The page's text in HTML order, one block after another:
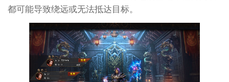
都可能导致绕远或无法抵达目标。